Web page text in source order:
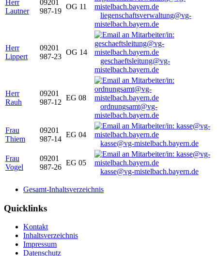
Herr
Lautner
09201
987-19
OG 11
liegenschaftsverwaltung@vg-
mistelbach.bayern.de
Herr
Lippert
09201
987-23
OG 14
geschaeftsleitung@vg-
mistelbach.bayern.de
Herr
Rauh
09201
987-12
EG 08
ordnungsamt@vg-
mistelbach.bayern.de
Frau
Thiem
09201
987-14
EG 04
kasse@vg-mistelbach.bayern.de
Frau
Vogel
09201
987-26
EG 05
kasse@vg-mistelbach.bayern.de
Gesamt-Inhaltsverzeichnis
Quicklinks
Kontakt
Inhaltsverzeichnis
Impressum
Datenschutz